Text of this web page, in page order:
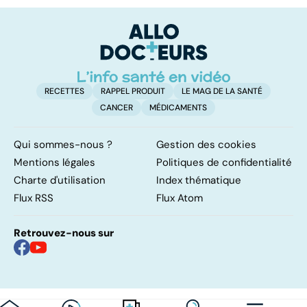
surveillance
RECETTES RAPPEL PRODUIT
LE MAG DE LA SANTÉ
CANCER
MÉDICAMENTS
Qui sommes-nous ?
Gestion des cookies
Mentions légales
Politiques de confidentialité
Charte d'utilisation
Index thématique
Flux RSS
Flux Atom
Retrouvez-nous sur